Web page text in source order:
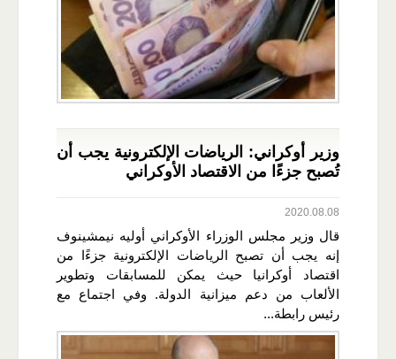
وزير أوكراني: الرياضات الإلكترونية يجب أن
تُصبح جزءًا من الاقتصاد الأوكراني
2020.08.08
قال وزير مجلس الوزراء الأوكراني أوليه نيمشينوف
إنه يجب أن تصبح الرياضات الإلكترونية جزءًا من
اقتصاد أوكرانيا حيث يمكن للمسابقات وتطوير
الألعاب من دعم ميزانية الدولة. وفي اجتماع مع
رئيس رابطة...